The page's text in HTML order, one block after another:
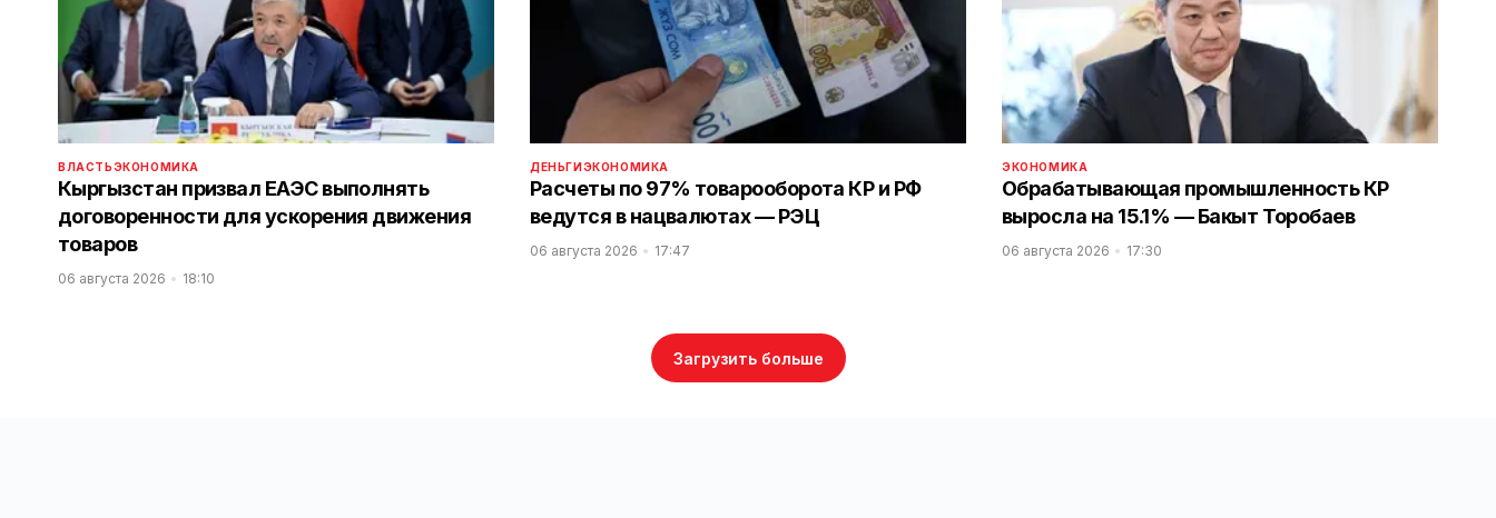
ВЛАСТЬЭКОНОМИКА
Кыргызстан призвал ЕАЭС выполнять
договоренности для ускорения движения
товаров
06 августа 2026 18:10
ДЕНЬГИЭКОНОМИКА
Расчеты по 97% товарооборота КР и РФ
ведутся в нацвалютах — РЭЦ
06 августа 2026 17:47
ЭКОНОМИКА
‎Обрабатывающая промышленность КР
выросла на 15.1% — Бакыт Торобаев
06 августа 2026 17:30
Загрузить больше